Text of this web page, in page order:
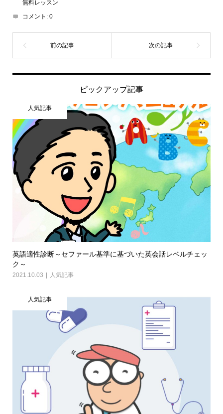
無料レッスン
コメント: 0
ピックアップ記事
人気記事
英語適性診断～セファール基準に基づいた英会話レベルチェッ
ク～
2021.10.03 人気記事
人気記事